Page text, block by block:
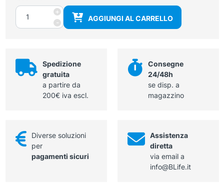
-
Cavo
piastre
5
metri
connettore
+
AGGIUNGI AL CARRELLO
Spedizione
gratuita
a partire da
200€ iva escl.
Consegne
24/48h
se disp. a
magazzino
Diverse soluzioni
per
pagamenti sicuri
Assistenza
diretta
via email a
info@BLife.it